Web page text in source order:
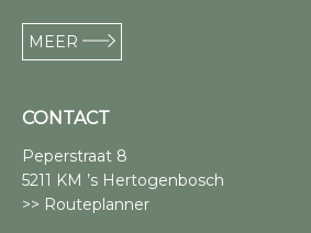
MEER
CONTACT
Peperstraat 8
5211 KM ’s Hertogenbosch
>> Routeplanner